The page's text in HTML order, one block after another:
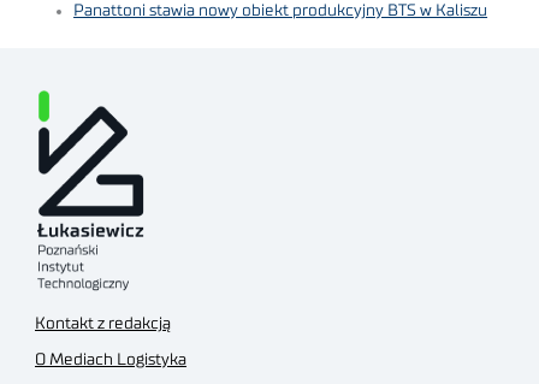
Panattoni stawia nowy obiekt produkcyjny BTS w Kaliszu
Kontakt z redakcją
O Mediach Logistyka